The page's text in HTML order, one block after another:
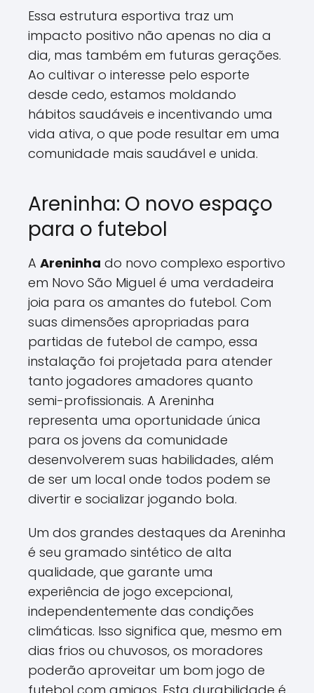
Essa estrutura esportiva traz um
impacto positivo não apenas no dia a
dia, mas também em futuras gerações.
Ao cultivar o interesse pelo esporte
desde cedo, estamos moldando
hábitos saudáveis e incentivando uma
vida ativa, o que pode resultar em uma
comunidade mais saudável e unida.
Areninha: O novo espaço
para o futebol
A Areninha do novo complexo esportivo
em Novo São Miguel é uma verdadeira
joia para os amantes do futebol. Com
suas dimensões apropriadas para
partidas de futebol de campo, essa
instalação foi projetada para atender
tanto jogadores amadores quanto
semi-profissionais. A Areninha
representa uma oportunidade única
para os jovens da comunidade
desenvolverem suas habilidades, além
de ser um local onde todos podem se
divertir e socializar jogando bola.
Um dos grandes destaques da Areninha
é seu gramado sintético de alta
qualidade, que garante uma
experiência de jogo excepcional,
independentemente das condições
climáticas. Isso significa que, mesmo em
dias frios ou chuvosos, os moradores
poderão aproveitar um bom jogo de